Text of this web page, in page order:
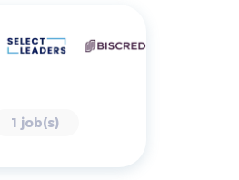
1 job(s)